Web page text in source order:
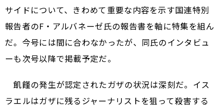
サイドについて、きわめて重要な内容を示す国連特別
報告者のF・アルバネーゼ氏の報告書を軸に特集を組ん
だ。今号には間に合わなかったが、同氏のインタビュ
ーも次号以降で掲載予定だ。
飢饉の発生が認定されたガザの状況は深刻だ。イス
ラエルはガザに残るジャーナリストを狙って殺害する